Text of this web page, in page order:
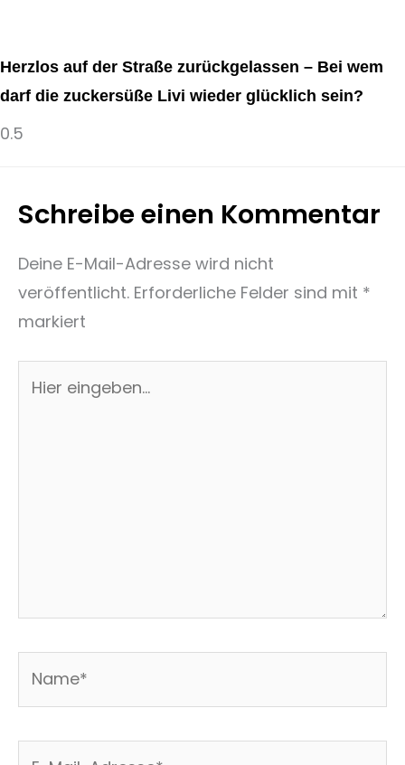
Herzlos auf der Straße zurückgelassen – Bei wem
darf die zuckersüße Livi wieder glücklich sein?
Schreibe einen Kommentar
Deine E-Mail-Adresse wird nicht
veröffentlicht. Erforderliche Felder sind mit *
markiert
eingeben…